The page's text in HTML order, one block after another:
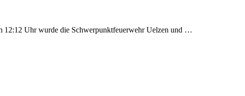
12:12 Uhr wurde die Schwerpunktfeuerwehr Uelzen und …